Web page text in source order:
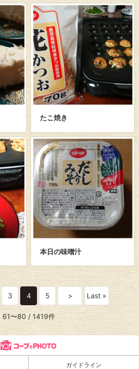
たこ焼き
本日の味噌汁
3 4 5 > Last »
61〜80 / 1419件
ガイドライン